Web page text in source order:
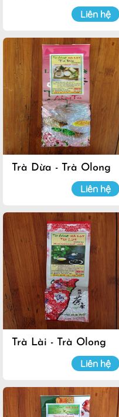
Liên hệ
Trà Dừa - Trà Olong
Liên hệ
Trà Lài - Trà Olong
Liên hệ